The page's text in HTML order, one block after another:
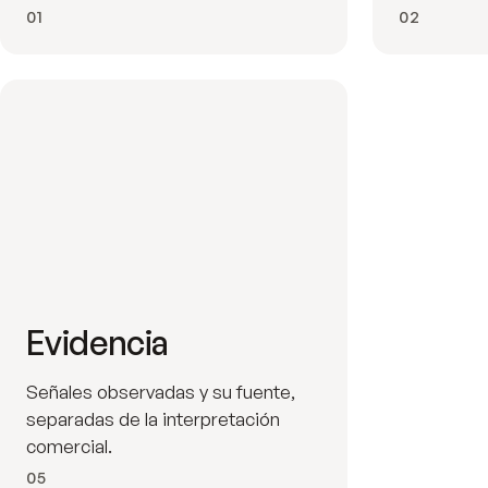
01 02
05
Evidencia
Señales observadas y su fuente,
separadas de la interpretación
comercial.